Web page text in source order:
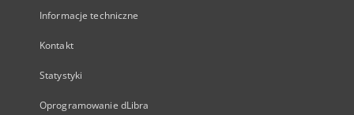
Informacje techniczne
Kontakt
Statystyki
Oprogramowanie dLibra